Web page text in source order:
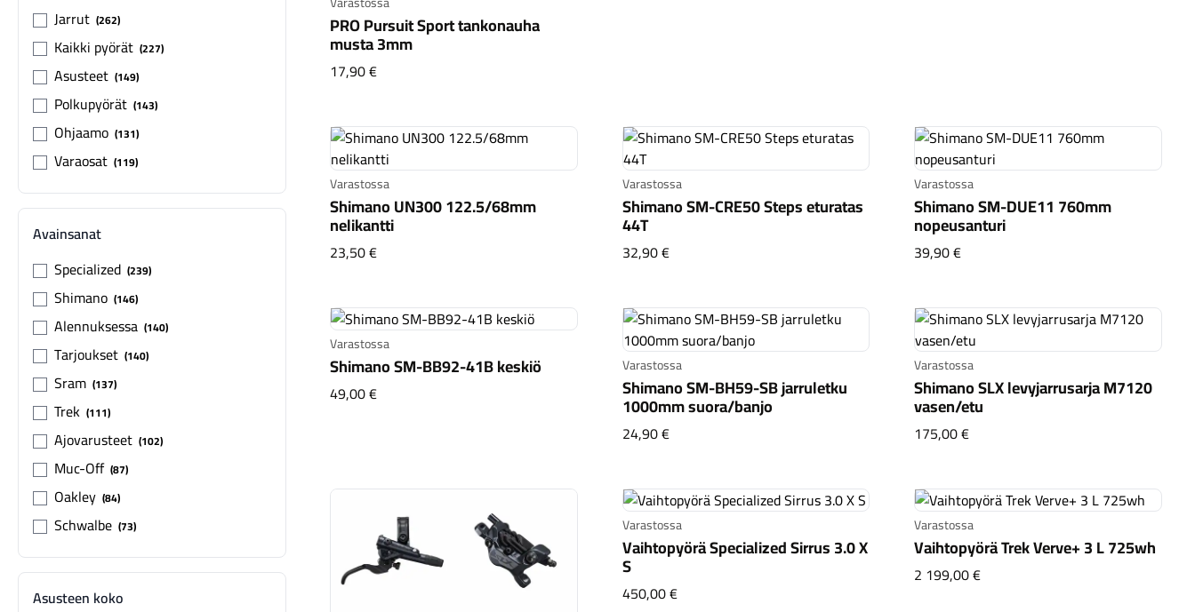
Jarrut 262
Kaikki pyörät 227
Asusteet 149
Polkupyörät 143
Ohjaamo 131
Varaosat 119
Avainsanat
Specialized 239
Shimano 146
Alennuksessa 140
Tarjoukset 140
Sram 137
Trek 111
Ajovarusteet 102
Muc-Off 87
Oakley 84
Schwalbe 73
Asusteen koko
PRO Pursuit Sport tankonauha
musta 3mm
17,90 €PRO Pursuit Sport tankonauha musta 3mm
Varastossa
Shimano UN300 122.5/68mm
nelikantti
23,50 €Shimano UN300 122.5/68mm nelikantti
Varastossa
Shimano SM-CRE50 Steps eturatas
44T
32,90 €Shimano SM-CRE50 Steps eturatas 44T
Varastossa
Shimano SM-DUE11 760mm
nopeusanturi
39,90 €Shimano SM-DUE11 760mm
Varastossa
Shimano SM-BB92-41B keskiö
49,00 €Shimano SM-BB92-41B keskiö
Varastossa
Shimano SM-BH59-SB jarruletku
1000mm suora/banjo
24,90 €Shimano SM-BH59-SB jarruletku 1000mm suora/banjo
Varastossa
Shimano SLX levyjarrusarja M7120
vasen/etu
175,00 €Shimano SLX levyjarrusarja M7120
Varastossa
Vaihtopyörä Specialized Sirrus 3.0 X
S
450,00 €Vaihtopyörä Specialized Sirrus 3.0 X S
Varastossa
Vaihtopyörä Trek Verve+ 3 L 725wh
2 199,00 €Vaihtopyörä Trek Verve+ 3 L